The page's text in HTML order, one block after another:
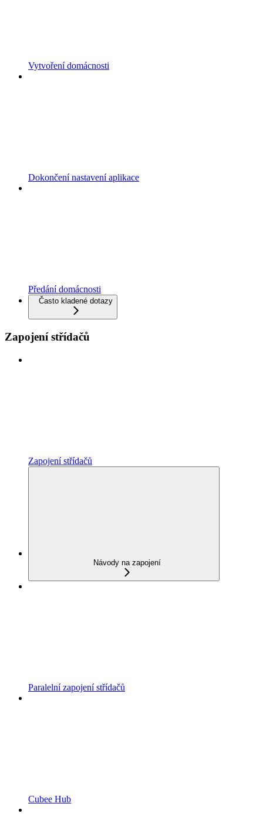
Vytvoření domácnosti
Dokončení nastavení aplikace
Předání domácnosti
Často kladené dotazy
Zapojení střídačů
Zapojení střídačů
Návody na zapojení
Paralelní zapojení střídačů
Cubee Hub